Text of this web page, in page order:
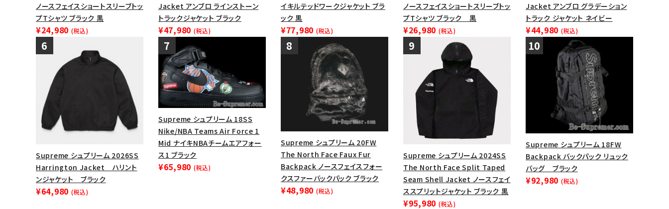
ノースフェイスショートスリーブトッ
プTシャツ ブラック 黒
¥24,980 (税込)
Jacket アンブロ ラインストーン
トラックジャケット ブラック
¥47,980 (税込)
イキルテッドワークジャケット ブラ
ック 黒
¥77,980 (税込)
ノースフェイスショートスリーブトッ
プTシャツ ブラック 黒
¥26,980 (税込)
Jacket アンブロ グラデーション
トラック ジャケット ネイビー
¥44,980 (税込)
Supreme シュプリーム 2026SS
Harrington Jacket ハリント
ンジャケット ブラック
¥64,980 (税込)
Supreme シュプリーム 18SS
Nike/NBA Teams Air Force 1
Mid ナイキNBAチームエアフォー
ス1 ブラック
¥65,980 (税込)
Supreme シュプリーム 20FW
The North Face Faux Fur
Backpack ノースフェイスフォー
クスファーバックパック ブラック
¥48,980 (税込)
Supreme シュプリーム 2024SS
The North Face Split Taped
Seam Shell Jacket ノースフェイ
ススプリットジャケット ブラック 黒
¥95,980 (税込)
Supreme シュプリーム 18FW
Backpack バックパック リュック
バッグ ブラック
¥92,980 (税込)